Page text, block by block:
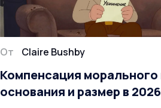
От Claire Bushby
Компенсация морального
основания и размер в